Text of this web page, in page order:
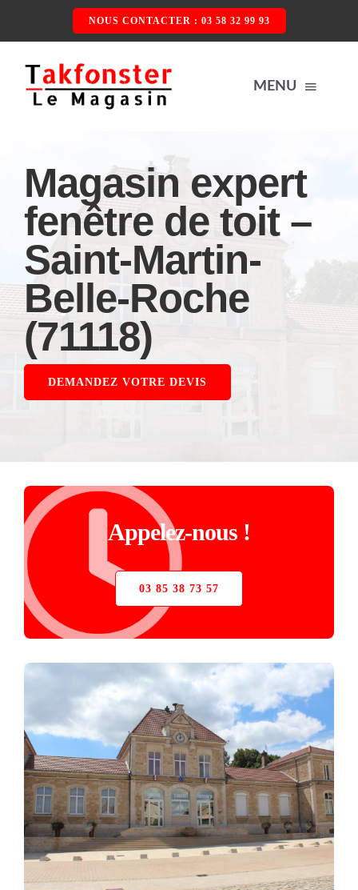
NOUS CONTACTER : 03 58 32 99 93
MENU
ACCUEIL
NOS PRODUITS
FENÊTRE DE TOIT
VOLET ROULANT
STORE
QUI SOMMES-NOUS ?
CONTACTEZ-NOUS
Magasin expert
fenêtre de toit –
Saint-Martin-
Belle-Roche
(71118)
DEMANDEZ VOTRE DEVIS
Appelez-nous !
03 85 38 73 57